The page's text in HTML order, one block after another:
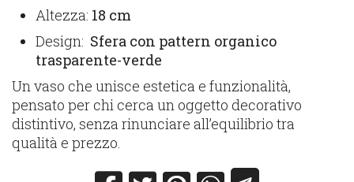
Altezza: 18 cm
Design: Sfera con pattern organico
trasparente-verde
Un vaso che unisce estetica e funzionalità,
pensato per chi cerca un oggetto decorativo
distintivo, senza rinunciare all’equilibrio tra
qualità e prezzo.